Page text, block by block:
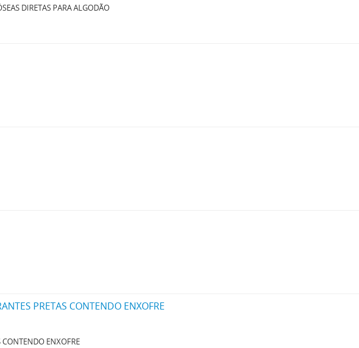
DIRETAS PARA ALGODÃO
PRETAS CONTENDO ENXOFRE
CONTENDO ENXOFRE